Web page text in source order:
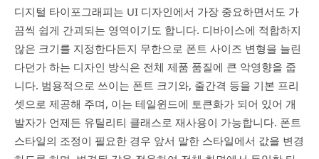
디지털 타이포그래피는 UI 디자인에서 가장 중요하면서도 가
끔씩 쉽게 간괴되는 영역이기도 합니다. 디바이스에 적합하지
않은 크기를 지정한다든지 무한으로 폰트 사이즈 변형을 늘린
다던가 하는 디자인 방식은 전체 제품 품질에 큰 악영향을 줍
니다. 범용적으로 쓰이는 폰트 크기와, 줄간격 등을 기본 프리
셋으로 제공해 주며, 이는 테일윈드에 토큰화가 되어 있어 개
발자가 언제든 유틸리티 클래스로 재사용이 가능합니다. 폰트
스타일의 조정이 필요한 경우 앞서 말한 스타일에서 값을 변경